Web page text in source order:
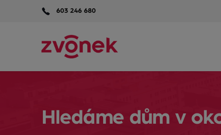
603 246 680
Hledáme dům v